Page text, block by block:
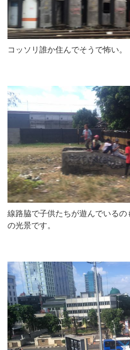
コッソリ誰か住んでそうで怖い。
線路脇で子供たちが遊んでいる
の光景です。